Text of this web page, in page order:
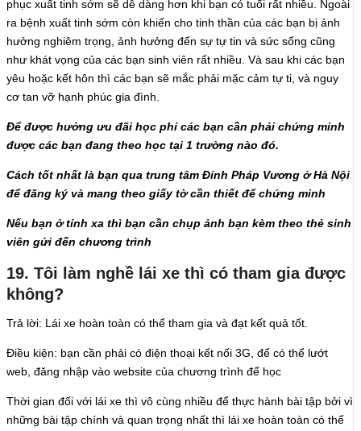
phục xuất tinh sớm sẽ dễ dàng hơn khi bạn có tuổi rất nhiều. Ngoài
ra bệnh xuất tinh sớm còn khiến cho tinh thần của các bạn bị ảnh
hưởng nghiêm trọng, ảnh hưởng đến sự tự tin và sức sống cũng
như khát vọng của các bạn sinh viên rất nhiều. Và sau khi các bạn
yêu hoặc kết hôn thì các bạn sẽ mắc phải mặc cảm tự ti, và nguy
cơ tan vỡ hạnh phúc gia đình.
Để được hưởng ưu đãi học phí các bạn cần phải chứng minh
được các bạn đang theo học tại 1 trường nào đó.
Cách tốt nhất là bạn qua trung tâm Đỉnh Pháp Vương ở Hà Nội
để đăng ký và mang theo giấy tờ cần thiết để chứng minh
Nếu bạn ở tỉnh xa thì bạn cần chụp ảnh bạn kèm theo thẻ sinh
viên gửi đến chương trình
19. Tôi làm nghề lái xe thì có tham gia được
không?
Trả lời: Lái xe hoàn toàn có thể tham gia và đạt kết quả tốt.
Điều kiện: bạn cần phải có điện thoại kết nối 3G, để có thể lướt
web, đăng nhập vào website của chương trình để học
Thời gian đối với lái xe thì vô cùng nhiều để thực hành bài tập bởi vì
những bài tập chính và quan trọng nhất thì lái xe hoàn toàn có thể